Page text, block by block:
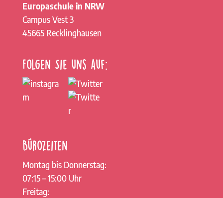
Europaschule in NRW
Campus Vest 3
45665 Recklinghausen
Folgen Sie uns auf:
Bürozeiten
Montag bis Donnerstag:
07:15 – 15:00 Uhr
Freitag: